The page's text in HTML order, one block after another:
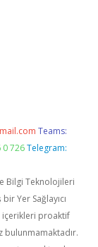
Teams:
0 726 Telegram:
Bilgi Teknolojileri
Yer Sağlayıcı
içerikleri proaktif
bulunmamaktadır.